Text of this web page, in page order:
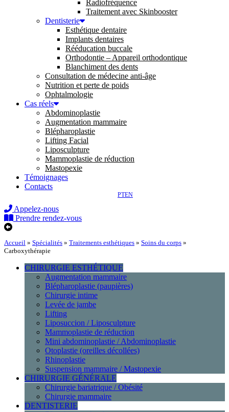
Radiofréquence
Traitement avec Skinbooster
Dentisterie
Esthétique dentaire
Implants dentaires
Rééducation buccale
Orthodontie – Appareil orthodontique
Blanchiment des dents
Consultation de médecine anti-âge
Nutrition et perte de poids
Ophtalmologie
Cas réels
Abdominoplastie
Augmentation mammaire
Blépharoplastie
Lifting Facial
Liposculpture
Mammoplastie de réduction
Mastopexie
Témoignages
Contacts
PTEN
Appelez-nous
Prendre rendez-vous
Accueil » Spécialités » Traitements esthétiques » Soins du corps »
Carboxythérapie
CHIRURGIE ESTHÉTIQUE
Augmentation mammaire
Blépharoplastie (paupières)
Chirurgie intime
Levée de jambe
Lifting
Liposuccion / Liposculpture
Mammoplastie de réduction
Mini abdominoplastie / Abdominoplastie
Otoplastie (oreilles décollées)
Rhinoplastie
Suspension mammaire / Mastopexie
CHIRURGIE GÉNÉRALE
Chirurgie bariatrique / Obésité
Chirurgie mammaire
DENTISTERIE